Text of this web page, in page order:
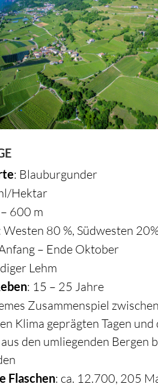
: Blauburgunder
Hektar
600 m
Westen 80 %, Südwesten
– Ende Oktober
Lehm
: 15 – 25 Jahre
Zusammenspiel
Klima geprägten Tagen und
den umliegenden Bergen
Flaschen: ca. 12.700, 205